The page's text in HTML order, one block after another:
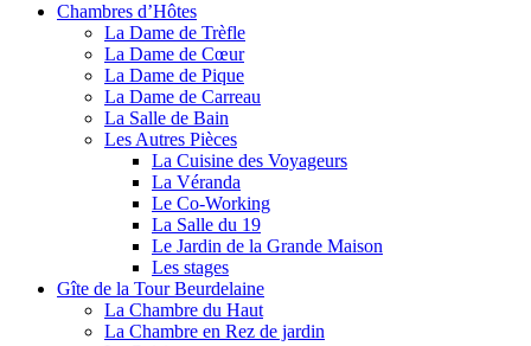
Chambres d’Hôtes
La Dame de Trèfle
La Dame de Cœur
La Dame de Pique
La Dame de Carreau
La Salle de Bain
Les Autres Pièces
La Cuisine des Voyageurs
La Véranda
Le Co-Working
La Salle du 19
Le Jardin de la Grande Maison
Les stages
Gîte de la Tour Beurdelaine
La Chambre du Haut
La Chambre en Rez de jardin